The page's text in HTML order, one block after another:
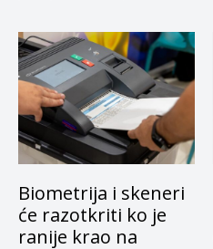
Biometrija i skeneri
će razotkriti ko je
ranije krao na